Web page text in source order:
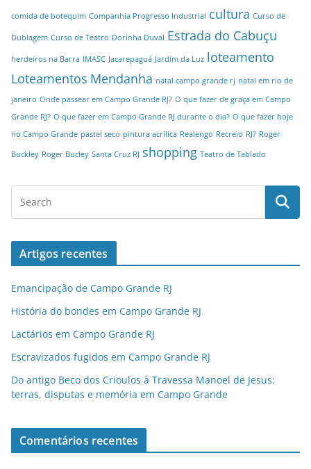
comida de botequim Companhia Progresso Industrial cultura Curso de
Dublagem Curso de Teatro Dorinha Duval Estrada do Cabuçu
herdeiros na Barra IMASC Jacarepaguá Jardim da Luz loteamento
Loteamentos Mendanha natal campo grande rj natal em rio de
janeiro Onde passear em Campo Grande RJ? O que fazer de graça em Campo
Grande RJ? O que fazer em Campo Grande RJ durante o dia? O que fazer hoje
no Campo Grande pastel seco pintura acrílica Realengo Recreio RJ? Roger
Buckley Roger Bucley Santa Cruz RJ shopping Teatro de Tablado
Artigos recentes
Emancipação de Campo Grande RJ
História do bondes em Campo Grande RJ
Lactários em Campo Grande RJ
Escravizados fugidos em Campo Grande RJ
Do antigo Beco dos Crioulos à Travessa Manoel de Jesus:
terras, disputas e memória em Campo Grande
Comentários recentes